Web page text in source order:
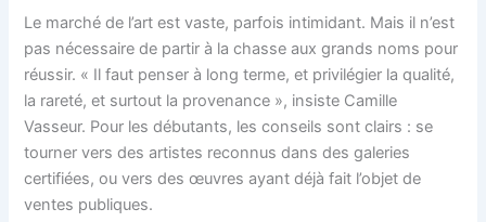
Le marché de l’art est vaste, parfois intimidant. Mais il n’est
pas nécessaire de partir à la chasse aux grands noms pour
réussir. « Il faut penser à long terme, et privilégier la qualité,
la rareté, et surtout la provenance », insiste Camille
Vasseur. Pour les débutants, les conseils sont clairs : se
tourner vers des artistes reconnus dans des galeries
certifiées, ou vers des œuvres ayant déjà fait l’objet de
ventes publiques.